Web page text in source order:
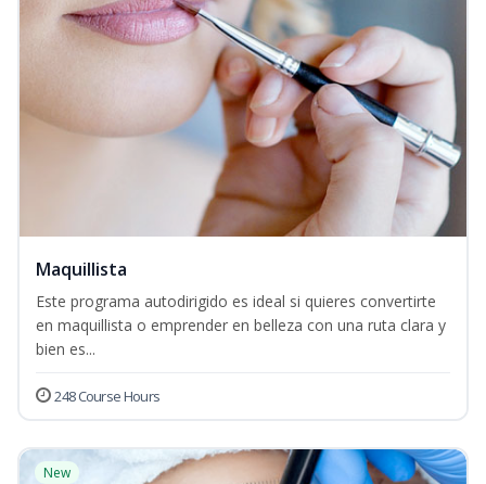
Maquillista
Este programa autodirigido es ideal si quieres convertirte
en maquillista o emprender en belleza con una ruta clara y
bien es...
248 Course Hours
New